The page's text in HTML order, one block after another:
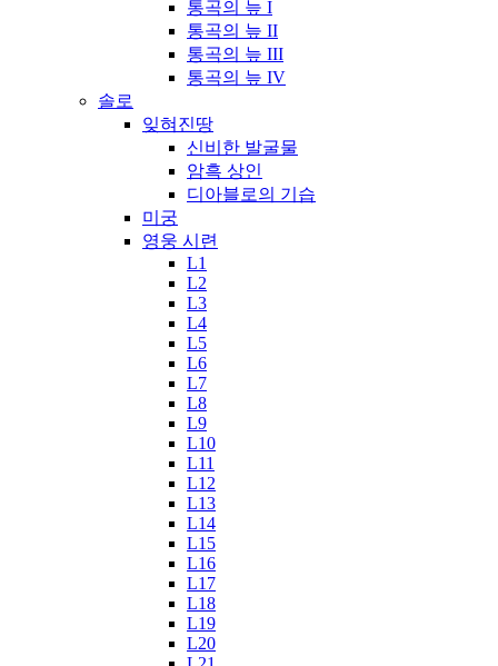
통곡의 늪 I
통곡의 늪 II
통곡의 늪 III
통곡의 늪 IV
솔로
잊혀진땅
신비한 발굴물
암흑 상인
디아블로의 기습
미궁
영웅 시련
L1
L2
L3
L4
L5
L6
L7
L8
L9
L10
L11
L12
L13
L14
L15
L16
L17
L18
L19
L20